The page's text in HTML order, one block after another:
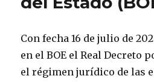
Con fecha 16 de julio de
en el BOE el Real Decreto
el régimen jurídico de las